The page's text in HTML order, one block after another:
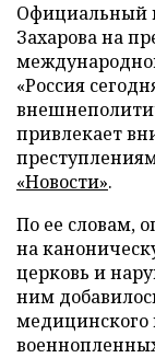
Официальный
Захарова на
«Россия
привлекает
«Новости».
По ее словам,
на
церковь и
ним
медицинского